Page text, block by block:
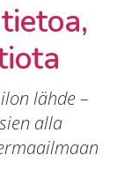
lähde –
alla